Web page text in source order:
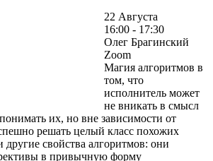
22 Августа
16:00 - 17:30
Олег Брагинский
Zoom
Магия алгоритмов в
том, что
исполнитель может
не вникать в смысл
их, но вне зависимости от
решать целый класс похожих
другие свойства алгоритмов: они
в привычную форму